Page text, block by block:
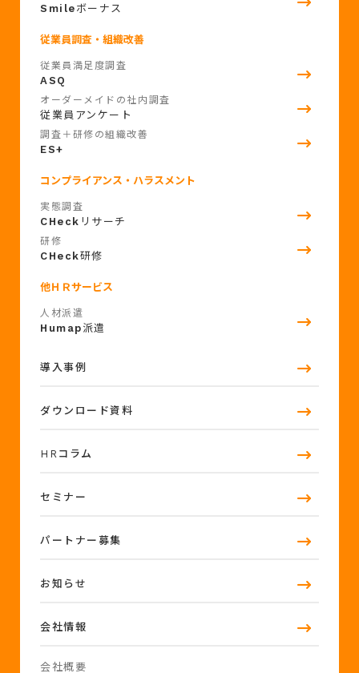
Smile ボーナス
従業員調査・組織改善
従業員満足度調査
ASQ
オーダーメイドの社内調査
従業員アンケート
調査＋研修の組織改善
ES+
コンプライアンス・ハラスメント
実態調査
CHeck リサーチ
研修
CHeck研修
他ＨＲサービス
人材派遣
Humap 派遣
導入事例
ダウンロード資料
HRコラム
セミナー
パートナー募集
お知らせ
会社情報
会社概要